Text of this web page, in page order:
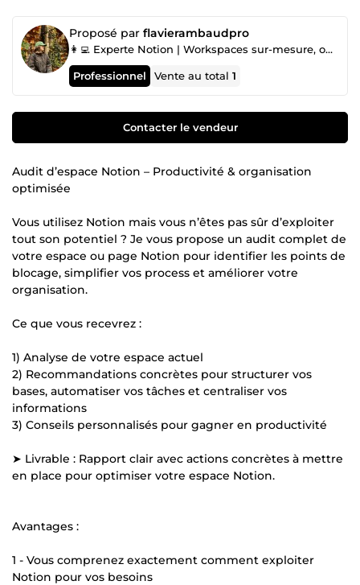
Proposé par flavierambaudpro
👩‍💻 Experte Notion | Workspaces sur-mesure, optimisation, audit & formations
Professionnel Vente au total1
Contacter le vendeur
Audit d’espace Notion – Productivité & organisation
optimisée
Vous utilisez Notion mais vous n’êtes pas sûr d’exploiter
tout son potentiel ? Je vous propose un audit complet de
votre espace ou page Notion pour identifier les points de
blocage, simplifier vos process et améliorer votre
organisation.
Ce que vous recevrez :
1) Analyse de votre espace actuel
2) Recommandations concrètes pour structurer vos
bases, automatiser vos tâches et centraliser vos
informations
3) Conseils personnalisés pour gagner en productivité
➤ Livrable : Rapport clair avec actions concrètes à mettre
en place pour optimiser votre espace Notion.
Avantages :
1 - Vous comprenez exactement comment exploiter
Notion pour vos besoins